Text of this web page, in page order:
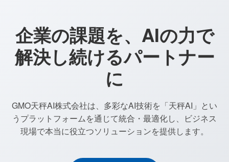
企業の課題を、AIの力で
解決し続けるパートナー
に
GMO天秤AI株式会社は、多彩なAI技術を「天秤AI」とい
うプラットフォームを通じて統合・最適化し、ビジネス
現場で本当に役立つソリューションを提供します。